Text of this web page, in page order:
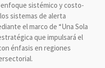
sistémico y costo-
sistemas de alerta
el marco de “Una Sola
que impulsará el
énfasis en regiones